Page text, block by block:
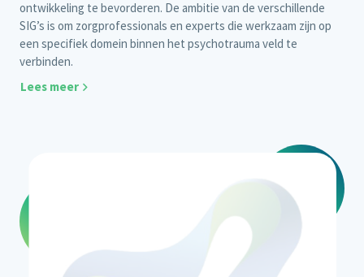
ontwikkeling te bevorderen. De ambitie van de verschillende
SIG’s is om zorgprofessionals en experts die werkzaam zijn op
een specifiek domein binnen het psychotrauma veld te
verbinden.
Lees meer